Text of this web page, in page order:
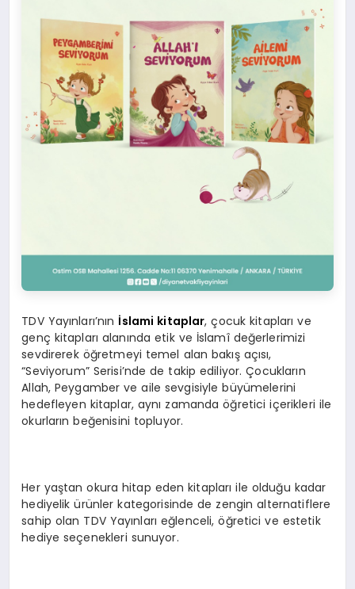
TDV Yayınları’nın İslami kitaplar, çocuk kitapları ve
genç kitapları alanında etik ve İslamî değerlerimizi
sevdirerek öğretmeyi temel alan bakış açısı,
“Seviyorum” Serisi’nde de takip ediliyor. Çocukların
Allah, Peygamber ve aile sevgisiyle büyümelerini
hedefleyen kitaplar, aynı zamanda öğretici içerikleri ile
okurların beğenisini topluyor.
Her yaştan okura hitap eden kitapları ile olduğu kadar
hediyelik ürünler kategorisinde de zengin alternatiflere
sahip olan TDV Yayınları eğlenceli, öğretici ve estetik
hediye seçenekleri sunuyor.